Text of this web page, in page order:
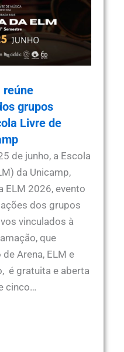
reúne
grupos
Livre de
de junho, a Escola
da Unicamp,
ELM 2026, evento
dos grupos
vinculados à
que
Arena, ELM e
é gratuita e aberta
cinco…